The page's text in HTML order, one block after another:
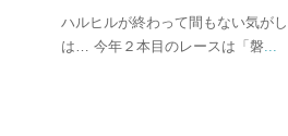
ハルヒルが終わって間もない気が
は… 今年２本目のレースは「磐...